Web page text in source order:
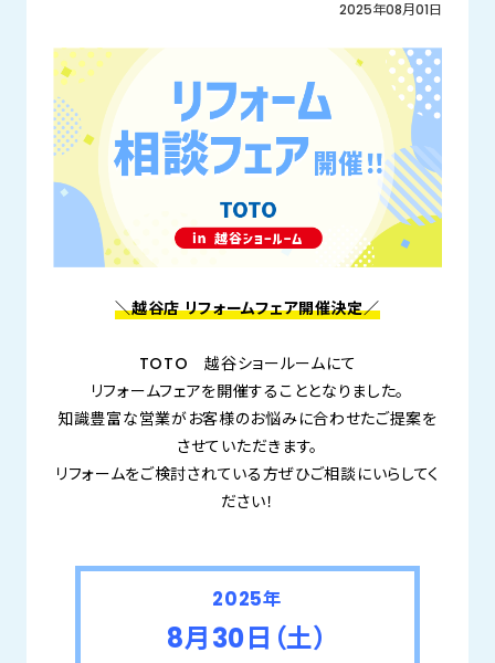
2025年08月01日
＼越谷店 リフォームフェア開催決定／
TOTO 越谷ショールームにて
リフォームフェアを開催することとなりました。
知識豊富な営業がお客様のお悩みに合わせたご提案を
させていただきます。
リフォームをご検討されている方ぜひご相談にいらしてく
ださい！
2025年
8月30日（土）